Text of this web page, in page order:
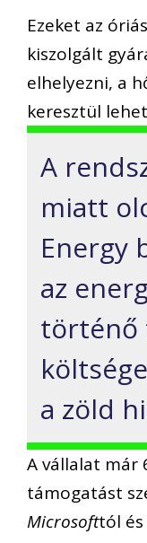
Ezeket az
kiszolgált
elhelyezni, a
keresztül
A
miatt
Energy
az
történő
a zöld
A vállalat már
támogatást
Microsofttól